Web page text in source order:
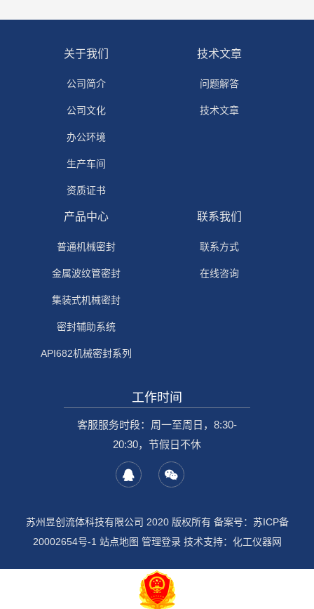
关于我们
公司简介
公司文化
办公环境
生产车间
资质证书
技术文章
问题解答
技术文章
产品中心
普通机械密封
金属波纹管密封
集装式机械密封
密封辅助系统
API682机械密封系列
联系我们
联系方式
在线咨询
工作时间
客服服务时段：周一至周日，8:30-
20:30，节假日不休
苏州昱创流体科技有限公司 2020 版权所有 备案号： 苏ICP备
20002654号-1 站点地图 管理登录技术支持： 化工仪器网